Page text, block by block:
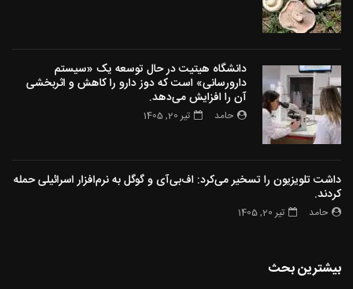
دانشگاه هیتیت در حال توسعه یک «سیستم
دارورسانی» است که دوز دارو را کاهش و اثربخشی
آن را افزایش می‌دهد.
حامد تیر 20, 1405
داشت تلویزیون را تسخیر می‌کرد: اف‌بی‌آی و گوگل به نرم‌افزار اسرائیلی حمله
کردند.
حامد تیر 20, 1405
بیشترین بحث